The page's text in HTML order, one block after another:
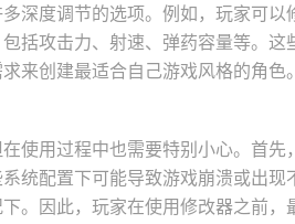
深度调节的选项。例如，玩家可以
括攻击力、射速、弹药容量等。这
来创建最适合自己游戏风格的角色。
使用过程中也需要特别小心。首先
统配置下可能导致游戏崩溃或出现
。因此，玩家在使用修改器之前，